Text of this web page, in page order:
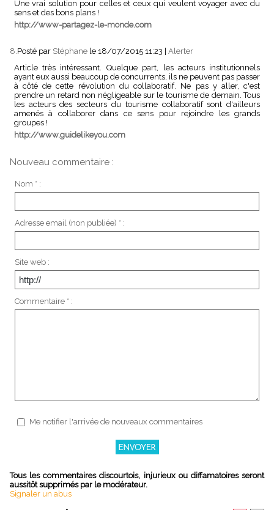
Une vrai solution pour celles et ceux qui veulent voyager avec du
sens et des bons plans !
http://www-partagez-le-monde.com
8.Posté par Stéphane le 18/07/2015 11:23
Alerter
Article très intéressant. Quelque part, les acteurs institutionnels
ayant eux aussi beaucoup de concurrents, ils ne peuvent pas passer
à côté de cette révolution du collaboratif. Ne pas y aller, c'est
prendre un retard non négligeable sur le tourisme de demain. Tous
les acteurs des secteurs du tourisme collaboratif sont d'ailleurs
amenés à collaborer dans ce sens pour rejoindre les grands
groupes !
http://www.guidelikeyou.com
Nouveau commentaire :
Nom * :
Adresse email (non publiée) * :
Site web :
Commentaire * :
Me notifier l'arrivée de nouveaux commentaires
Tous les commentaires discourtois, injurieux ou diffamatoires seront
aussitôt supprimés par le modérateur.
Signaler un abus